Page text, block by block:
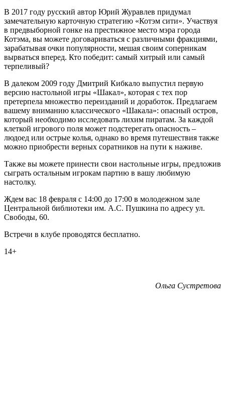
В 2017 году русский автор Юрий Журавлев придумал
замечательную карточную стратегию «Котэм сити». Участвуя
в предвыборной гонке на престижное место мэра города
Котэма, вы можете договариваться с различными фракциями,
зарабатывая очки популярности, мешая своим соперникам
вырваться вперед. Кто победит: самый хитрый или самый
терпеливый?
В далеком 2009 году Дмитрий Кибкало выпустил первую
версию настольной игры «Шакал», которая с тех пор
претерпела множество переизданий и доработок. Предлагаем
вашему вниманию классического «Шакала»: опасный остров,
который необходимо исследовать лихим пиратам. За каждой
клеткой игрового поля может подстерегать опасность –
людоед или острые колья, однако во время путешествия также
можно приобрести верных соратников на пути к наживе.
Также вы можете принести свои настольные игры, предложив
сыграть остальным игрокам партию в вашу любимую
настолку.
Ждем вас 18 февраля с 14:00 до 17:00 в молодежном зале
Центральной библиотеки им. А.С. Пушкина по адресу ул.
Свободы, 60.
Встречи в клубе проводятся бесплатно.
14+
Ольга Сустретова